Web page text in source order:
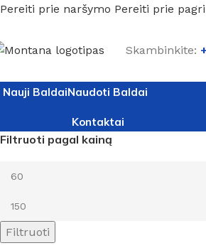
Pereiti prie naršymo Pereiti prie
Skambinkite:
Nauji BaldaiNaudoti Baldai
Kontaktai
Filtruoti pagal kainą
Filtruoti